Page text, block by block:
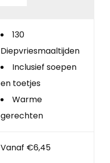
130
Diepvriesmaaltijden
Inclusief soepen
en toetjes
Warme
gerechten
Vanaf €6,45